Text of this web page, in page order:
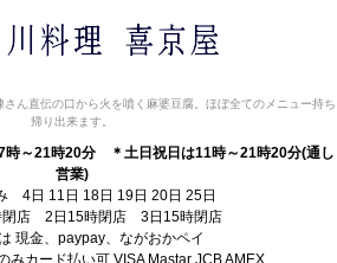
ん直伝の口から火を噴く麻婆豆腐。ほぼ全てのメニュー持ち
帰り出来ます。
時～21時20分
＊土日祝日は11時～21時20分(通し
営業)
4日 11日 18日 19日 20日 25日
閉店 2日15時閉店 3日15時閉店
現金、paypay、ながおかペイ
みカード払い可 VISA Mastar JCB AMEX